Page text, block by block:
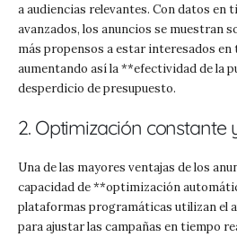
a audiencias relevantes. Con datos en
avanzados, los anuncios se muestran
más propensos a estar interesados
aumentando así la **efectividad de la
desperdicio de presupuesto.
2. Optimización constante
Una de las mayores ventajas de los
capacidad de **optimización
plataformas programáticas utilizan el
para ajustar las campañas en tiempo